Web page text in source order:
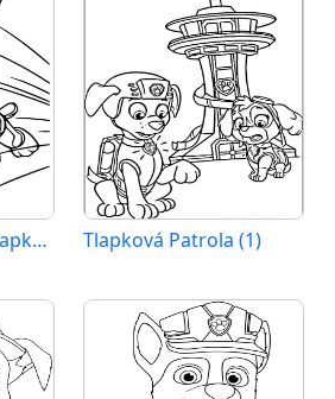
Velmi Roztomilé Tlapková Patrola Tlapková Patrola (1)